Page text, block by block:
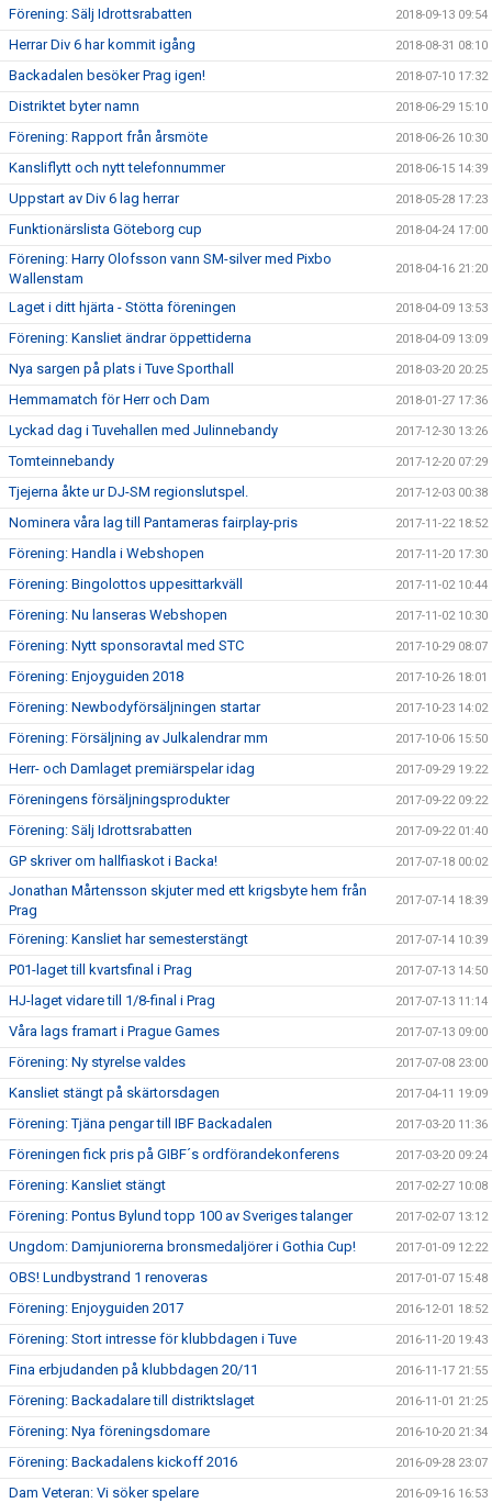
Förening: Sälj Idrottsrabatten 2018-09-13 09:54
Herrar Div 6 har kommit igång 2018-08-31 08:10
Backadalen besöker Prag igen! 2018-07-10 17:32
Distriktet byter namn 2018-06-29 15:10
Förening: Rapport från årsmöte 2018-06-26 10:30
Kansliflytt och nytt telefonnummer 2018-06-15 14:39
Uppstart av Div 6 lag herrar 2018-05-28 17:23
Funktionärslista Göteborg cup 2018-04-24 17:00
Förening: Harry Olofsson vann SM-silver med Pixbo
Wallenstam
2018-04-16 21:20
Laget i ditt hjärta - Stötta föreningen 2018-04-09 13:53
Förening: Kansliet ändrar öppettiderna 2018-04-09 13:09
Nya sargen på plats i Tuve Sporthall 2018-03-20 20:25
Hemmamatch för Herr och Dam 2018-01-27 17:36
Lyckad dag i Tuvehallen med Julinnebandy 2017-12-30 13:26
Tomteinnebandy 2017-12-20 07:29
Tjejerna åkte ur DJ-SM regionslutspel. 2017-12-03 00:38
Nominera våra lag till Pantameras fairplay-pris 2017-11-22 18:52
Förening: Handla i Webshopen 2017-11-20 17:30
Förening: Bingolottos uppesittarkväll 2017-11-02 10:44
Förening: Nu lanseras Webshopen 2017-11-02 10:30
Förening: Nytt sponsoravtal med STC 2017-10-29 08:07
Förening: Enjoyguiden 2018 2017-10-26 18:01
Förening: Newbodyförsäljningen startar 2017-10-23 14:02
Förening: Försäljning av Julkalendrar mm 2017-10-06 15:50
Herr- och Damlaget premiärspelar idag 2017-09-29 19:22
Föreningens försäljningsprodukter 2017-09-22 09:22
Förening: Sälj Idrottsrabatten 2017-09-22 01:40
GP skriver om hallfiaskot i Backa! 2017-07-18 00:02
Jonathan Mårtensson skjuter med ett krigsbyte hem från
Prag
2017-07-14 18:39
Förening: Kansliet har semesterstängt 2017-07-14 10:39
P01-laget till kvartsfinal i Prag 2017-07-13 14:50
HJ-laget vidare till 1/8-final i Prag 2017-07-13 11:14
Våra lags framart i Prague Games 2017-07-13 09:00
Förening: Ny styrelse valdes 2017-07-08 23:00
Kansliet stängt på skärtorsdagen 2017-04-11 19:09
Förening: Tjäna pengar till IBF Backadalen 2017-03-20 11:36
Föreningen fick pris på GIBF´s ordförandekonferens 2017-03-20 09:24
Förening: Kansliet stängt 2017-02-27 10:08
Förening: Pontus Bylund topp 100 av Sveriges talanger 2017-02-07 13:12
Ungdom: Damjuniorerna bronsmedaljörer i Gothia Cup! 2017-01-09 12:22
OBS! Lundbystrand 1 renoveras 2017-01-07 15:48
Förening: Enjoyguiden 2017 2016-12-01 18:52
Förening: Stort intresse för klubbdagen i Tuve 2016-11-20 19:43
Fina erbjudanden på klubbdagen 20/11 2016-11-17 21:55
Förening: Backadalare till distriktslaget 2016-11-01 21:25
Förening: Nya föreningsdomare 2016-10-20 21:34
Förening: Backadalens kickoff 2016 2016-09-28 23:07
Dam Veteran: Vi söker spelare 2016-09-16 16:53